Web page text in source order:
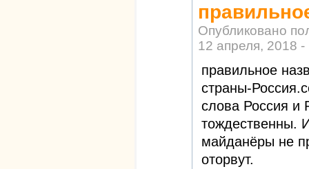
Опубликовано
12 апреля, 2018 -
правильное
страны-
слова Россия и
тождественны.
майданёры не
оторвут.